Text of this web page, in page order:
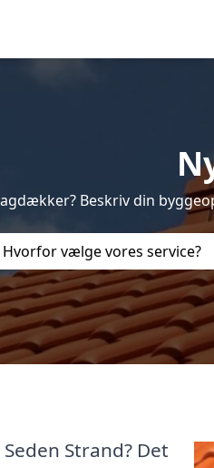
Beskriv din
Hvorfor vælge vores service?
Strand? Det